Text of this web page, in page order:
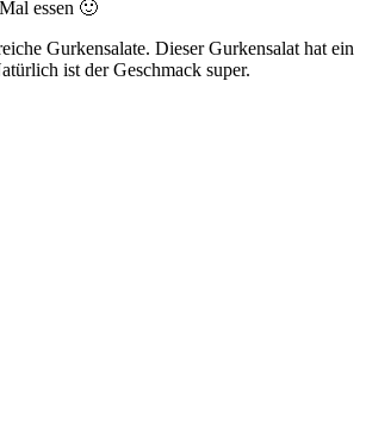
essen 🙂
Gurkensalate. Dieser Gurkensalat hat ein
ist der Geschmack super.